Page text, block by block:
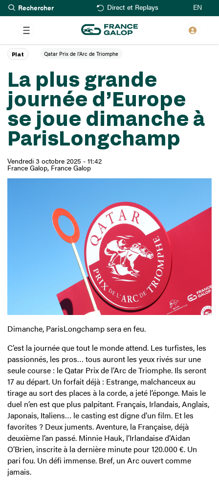
Aller
au
contenu
principal
Rechercher Direct et Replays EN
La plus grande
journée d’Europe
se joue dimanche à
ParisLongchamp
Vendredi 3 octobre 2025 - 11:42
France Galop France Galop
Plat Qatar Prix de l'Arc de Triomphe
Dimanche, ParisLongchamp sera en feu.
C’est la journée que tout le monde attend. Les turfistes, les
passionnés, les pros… tous auront les yeux rivés sur une
seule course : le Qatar Prix de l’Arc de Triomphe. Ils seront
17 au départ. Un forfait déjà : Estrange, malchanceux au
tirage au sort des places à la corde, a jeté l’éponge. Mais le
duel n’en est que plus palpitant. Français, Irlandais, Anglais,
Japonais, Italiens… le casting est digne d’un film. Et les
favorites ? Deux juments. Aventure, la Française, déjà
deuxième l’an passé. Minnie Hauk, l’Irlandaise d’Aidan
O’Brien, inscrite à la dernière minute pour 120.000 €. Un
pari fou. Un défi immense. Bref, un Arc ouvert comme
jamais.